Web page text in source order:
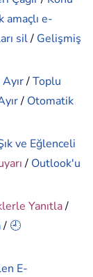
amaçlı e-
sil/ Gelişmiş
/Toplu
/ Otomatik
ve Eğlenceli
/ Outlook'u
Yanıtla/
/ 🕘
E-